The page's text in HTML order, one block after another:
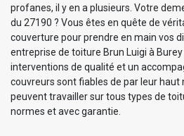
profanes, il y en a plusieurs. Votre
du 27190 ? Vous êtes en quête de
couverture pour prendre en main vos
entreprise de toiture Brun Luigi à
interventions de qualité et un
couvreurs sont fiables de par leur haut
peuvent travailler sur tous types de
normes et avec garantie.